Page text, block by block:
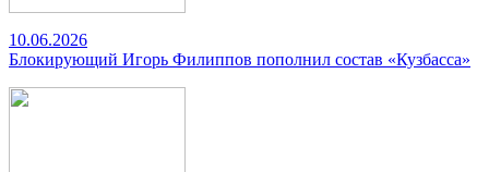
10.06.2026
Блокирующий Игорь Филиппов пополнил состав «Кузбасса»